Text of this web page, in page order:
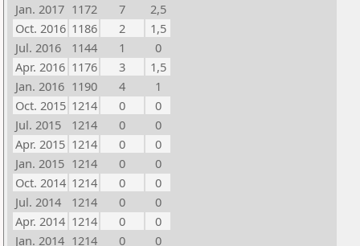
Jan. 2017 1172 7
2,5
Oct. 2016 1186 2
1,5
Jul. 2016
1144 1
0
Apr. 2016 1176 3
1,5
Jan. 2016 1190 4
1
Oct. 2015 1214 0
0
Jul. 2015
1214 0
0
Apr. 2015 1214 0
0
Jan. 2015 1214 0
0
Oct. 2014 1214 0
0
Jul. 2014
1214 0
0
Apr. 2014 1214 0
0
Jan. 2014 1214 0
0